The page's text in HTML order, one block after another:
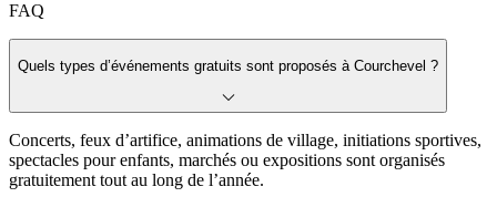
FAQ
Quels types d’événements gratuits sont proposés à Courchevel ?
Concerts, feux d’artifice, animations de village, initiations sportives,
spectacles pour enfants, marchés ou expositions sont organisés
gratuitement tout au long de l’année.